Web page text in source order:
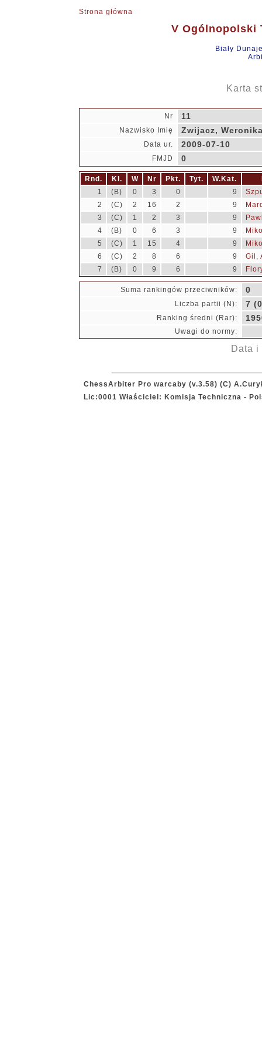
Strona główna
V Ogólnopolski
Biały
Karta
Nr 11
Nazwisko Imię Zwijacz,
Data ur. 2009-07-10
FMJD 0
Rnd. Kl. W Nr Pkt. Tyt. W.Kat.
1
(B) 0 3 0 9
2
(C) 2 16 2 9
3
(C) 1 2 3 9
4
(B) 0 6 3 9
5
(C) 1 15 4 9
6
(C) 2 8 6 9
Gil,
7
(B) 0 9 6 9
Suma rankingów przeciwników: 0
Liczba partii (N): 7
Ranking średni (Rar):
Uwagi do normy:
Data
ChessArbiter Pro warcaby (v.3.58) (C)
Lic:0001 Właściciel: Komisja Techniczna -